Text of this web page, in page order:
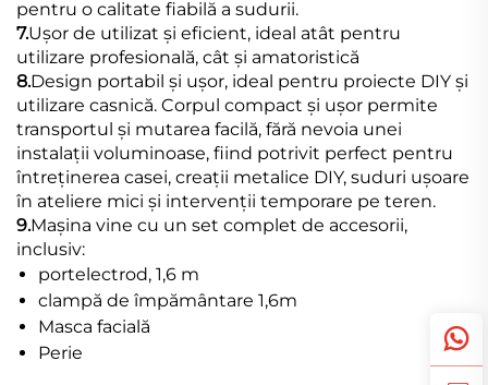
pentru o calitate fiabilă a sudurii.
7.Ușor de utilizat și eficient, ideal atât pentru
utilizare profesională, cât și amatoristică
8.Design portabil și ușor, ideal pentru proiecte DIY și
utilizare casnică. Corpul compact și ușor permite
transportul și mutarea facilă, fără nevoia unei
instalații voluminoase, fiind potrivit perfect pentru
întreținerea casei, creații metalice DIY, suduri ușoare
în ateliere mici și intervenții temporare pe teren.
9.Mașina vine cu un set complet de accesorii,
inclusiv:
portelectrod, 1,6 m
clampă de împământare 1,6m
Masca facială
Perie